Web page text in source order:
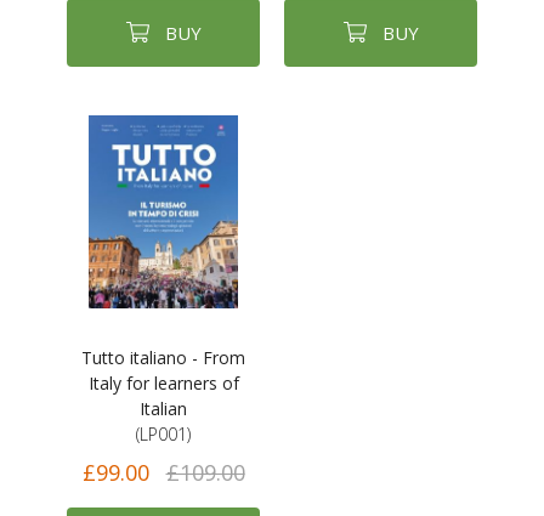
BUY BUY
Tutto italiano - From
Italy for learners of
Italian
(LP001)
£99.00 £109.00